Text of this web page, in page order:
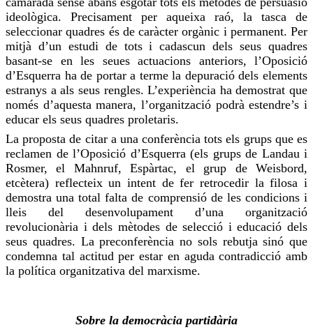
ideològica. Precisament per aqueixa raó, la tasca de
seleccionar quadres és de caràcter orgànic i permanent. Per
mitjà d’un estudi de tots i cadascun dels seus quadres
basant-se en les seues actuacions anteriors, l’Oposició
d’Esquerra ha de portar a terme la depuració dels elements
estranys a als seus rengles. L’experiència ha demostrat que
només d’aquesta manera, l’organització podrà estendre’s i
educar els seus quadres proletaris.
La proposta de citar a una conferència tots els grups que es
reclamen de l’Oposició d’Esquerra (els grups de Landau i
Rosmer, el Mahnruf, Espàrtac, el grup deWeisbord,
etcètera) reflecteixun intent de fer retrocedir la filosa i
demostra una total falta de comprensió de les condicions i
lleis del desenvolupament d’una organització
revolucionària i dels mètodes de selecció i educació dels
seus quadres. La preconferència no sols rebutja sinó que
condemna tal actitud per estar en aguda contradicció amb
la política organitzativa del marxisme.
Sobre la democràcia partidària